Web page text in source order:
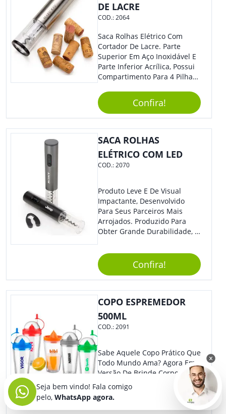
DE LACRE
COD.:2064
Saca Rolhas Elétrico Com
Cortador De Lacre. Parte
Superior Em Aço Inoxidável E
Parte Inferior Acrílica, Possui
Compartimento Para 4 Pilhas
Acompanha Pilhas) – Contém
Desenho Indicativo De
Abertura E Fechamento Da
Tampa; Botões Para Extração
E Remoção De Rolhas E Parte
Inferior Com Anel Cortador De
Lacre (Removível).
Confira!
SACA ROLHAS
ELÉTRICO COM LED
COD.:2070
Produto Leve E De Visual
Impactante, Desenvolvido
Para Seus Parceiros Mais
Arrojados. Produzido Para
Obter Grande Durabilidade, É
Sua Marca De Forma Estilosa,
Agregando Valor Para Sua
Empresa Em Eventos.
Confira!
COPO ESPREMEDOR
500ML
COD.:2091
Sabe Aquele Copo Prático Que
Todo Mundo Ama? Agora Em
Versão De Brinde Corporativo
Para Que Você Possa Levar
Sua Marca Com Muito Estilo E
Acrescentar Ainda Mais
Seja bem vindo! Fala comigo
pelo, WhatsApp agora.